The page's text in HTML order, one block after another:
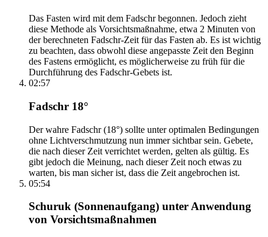
Das Fasten wird mit dem Fadschr begonnen. Jedoch zieht
diese Methode als Vorsichtsmaßnahme, etwa 2 Minuten von
der berechneten Fadschr-Zeit für das Fasten ab. Es ist wichtig
zu beachten, dass obwohl diese angepasste Zeit den Beginn
des Fastens ermöglicht, es möglicherweise zu früh für die
Durchführung des Fadschr-Gebets ist.
02:57
Fadschr 18°
Der wahre Fadschr (18°) sollte unter optimalen Bedingungen
ohne Lichtverschmutzung nun immer sichtbar sein. Gebete,
die nach dieser Zeit verrichtet werden, gelten als gültig. Es
gibt jedoch die Meinung, nach dieser Zeit noch etwas zu
warten, bis man sicher ist, dass die Zeit angebrochen ist.
05:54
Schuruk (Sonnenaufgang) unter Anwendung
von Vorsichtsmaßnahmen